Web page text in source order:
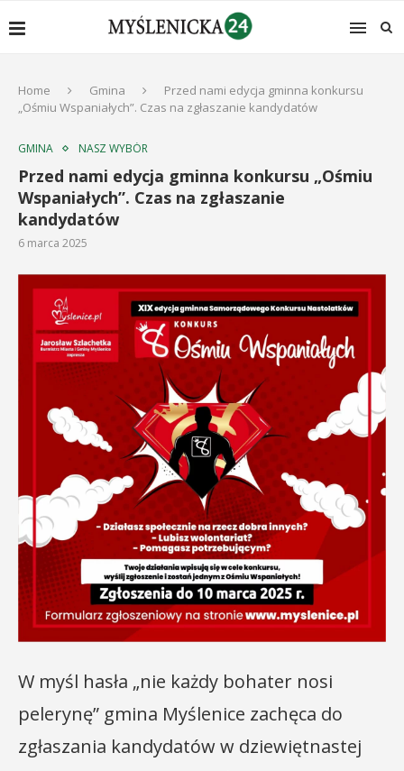
Home Gmina
Przed nami edycja gminna konkursu
„Ośmiu Wspaniałych”. Czas na zgłaszanie kandydatów
GMINA NASZ WYBÓR
Przed nami edycja gminna konkursu „Ośmiu
Wspaniałych”. Czas na zgłaszanie
kandydatów
6 marca 2025
W myśl hasła „nie każdy bohater nosi
pelerynę” gmina Myślenice zachęca do
zgłaszania kandydatów w dziewiętnastej